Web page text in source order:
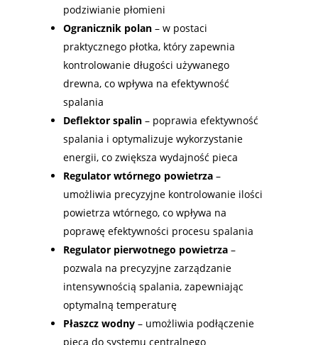
podziwianie płomieni
Ogranicznik polan– w postaci
praktycznego płotka, który zapewnia
kontrolowanie długości używanego
drewna, co wpływa na efektywność
spalania
Deflektor spalin– poprawia efektywność
spalania i optymalizuje wykorzystanie
energii, co zwiększa wydajność pieca
Regulator wtórnego powietrza–
umożliwia precyzyjne kontrolowanie ilości
powietrza wtórnego, co wpływa na
poprawę efektywności procesu spalania
Regulator pierwotnego powietrza–
pozwala na precyzyjne zarządzanie
intensywnością spalania, zapewniając
optymalną temperaturę
Płaszcz wodny– umożliwia podłączenie
pieca do systemu centralnego